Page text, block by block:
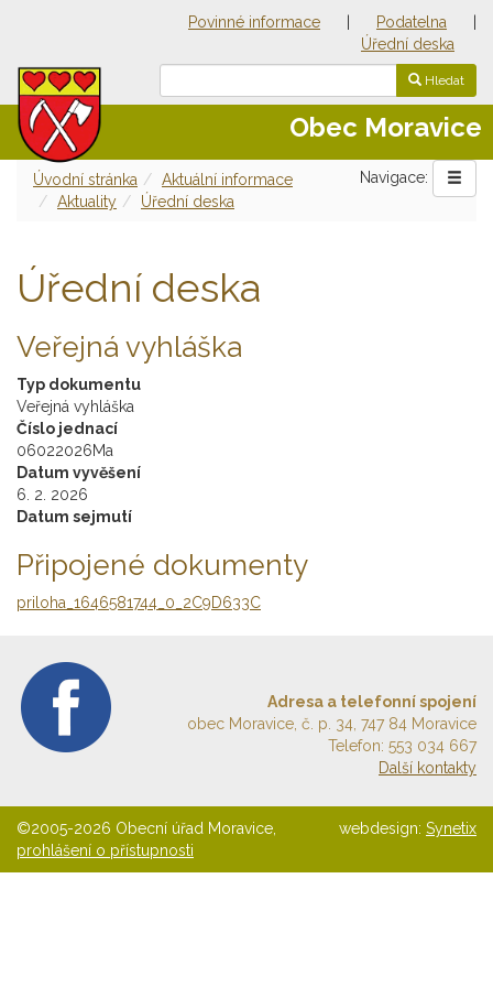
Povinné informace Podatelna
Úřední deska
Hledat
Obec Moravice
Navigace:
Úvodní stránka
Aktuální informace
Aktuality
Úřední deska
Úřední deska
Veřejná vyhláška
Typ dokumentu
Veřejná vyhláška
Číslo jednací
06022026Ma
Datum vyvěšení
6. 2. 2026
Datum sejmutí
Připojené dokumenty
priloha_1646581744_0_2C9D633C
Adresa a telefonní spojení
obec Moravice, č. p. 34, 747 84 Moravice
Telefon: 553 034 667
Další kontakty
webdesign: Synetix
©2005-2026 Obecní úřad Moravice,
prohlášení o přístupnosti